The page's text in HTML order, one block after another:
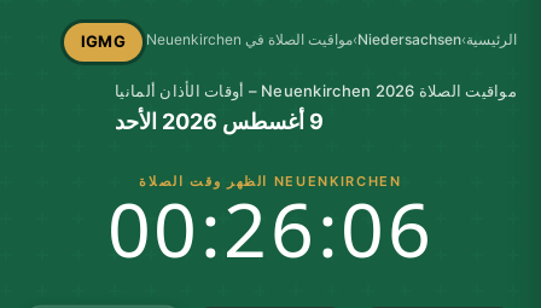
الرئيسية›
Niedersachsen
›مواقيت الصلاة في Neuenkirchen IGMG
مواقيت الصلاة Neuenkirchen 2026 – أوقات الأذان ألمانيا
9 أغسطس 2026 الأحد
NEUENKIRCHEN الظهر وقت الصلاة
00:26:06